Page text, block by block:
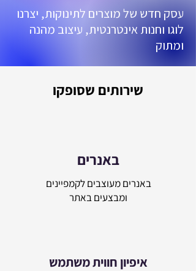
עסק חדש של מוצרים לתינוקות, יצרנו
לוגו וחנות אינטרנטית, עיצוב מהנה
ומתוק
שירותים שסופקו
באנרים
באנרים מעוצבים לקמפיינים
ומבצעים באתר
איפיון חווית משתמש